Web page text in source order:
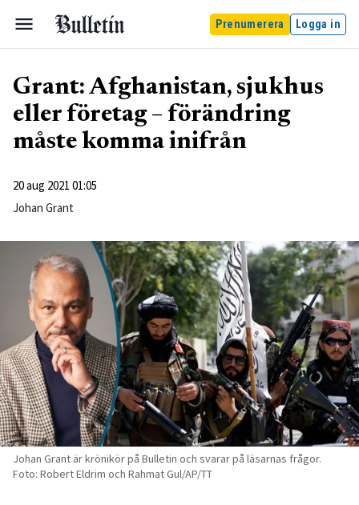
Prenumerera Logga in
Grant: Afghanistan, sjukhus
eller företag – förändring
måste komma inifrån
20 aug 2021 01:05
Johan Grant
Johan Grant är krönikör på Bulletin och svarar på läsarnas frågor.
Foto: Robert Eldrim och Rahmat Gul/AP/TT